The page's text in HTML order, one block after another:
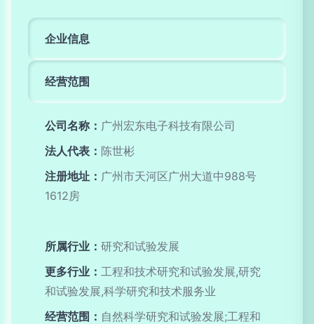
企业信息
经营范围
公司名称： 广州宏东电子科技有限公司
法人代表： 陈世彬
注册地址： 广州市天河区广州大道中988号
1612房
所属行业： 研究和试验发展
更多行业： 工程和技术研究和试验发展,研究
和试验发展,科学研究和技术服务业
经营范围： 自然科学研究和试验发展;工程和